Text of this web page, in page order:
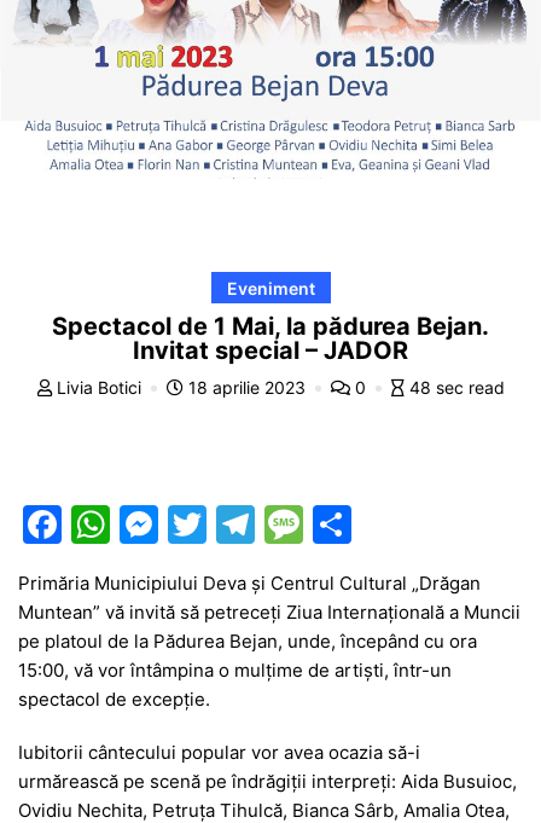
Eveniment
Spectacol de 1 Mai, la pădurea Bejan.
Invitat special – JADOR
Livia Botici 18 aprilie 2023 0 48 sec read
F
a
c
e
b
o
o
k
W
at
s
A
p
p
M
e
s
s
e
n
g
er
T
itt
er
T
el
e
gr
a
M
s
s
a
e
ta
je
a
ă
Primăria Municipiului Deva şi Centrul Cultural „Drăgan
Muntean” vă invită să petreceţi Ziua Internațională a Muncii
pe platoul de la Pădurea Bejan, unde, începând cu ora
15:00, vă vor întâmpina o mulțime de artiști, într-un
spectacol de excepție.
Iubitorii cântecului popular vor avea ocazia să-i
urmărească pe scenă pe îndrăgiții interpreți: Aida Busuioc,
Ovidiu Nechita, Petruța Tihulcă, Bianca Sârb, Amalia Otea,